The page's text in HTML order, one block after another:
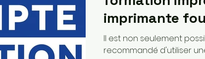
imprimante
lancer son
?
Il est non seulement
recommandé d'utiliser